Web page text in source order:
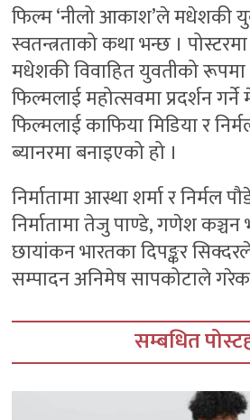
फिल्म ‘नीलो आकाश’ले मधेशकी
स्वतन्त्रताको कथा भन्छ ।
मधेशकी विवाहित युवतीको
फिल्मलाई महोत्सवमा प्रदर्शन
फिल्मलाई काफिया मिडिया र
ब्यानरमा बनाइएको हो ।
निर्मातामा आस्था शर्मा र
निर्मातामा तेजु पाण्डे, गणेश कञ्चन
छायांकन भारतका दिपङ्कर
सम्पादन अनिमेष सापकोटाले
सम्बधित